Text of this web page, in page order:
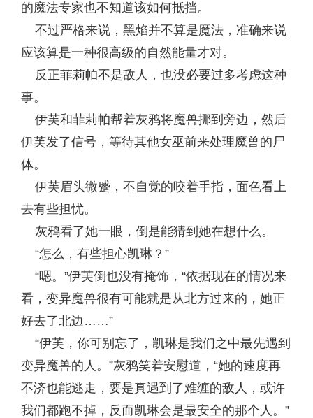
的魔法专家也不知道该如何抵挡。
不过严格来说，黑焰并不算是魔法，准确来说
应该算是一种很高级的自然能量才对。
反正菲莉帕不是敌人，也没必要过多考虑这种
事。
伊芙和菲莉帕帮着灰鸦将魔兽挪到旁边，然后
伊芙发了信号，等待其他女巫前来处理魔兽的尸
体。
伊芙眉头微蹙，不自觉的咬着手指，面色看上
去有些担忧。
灰鸦看了她一眼，倒是能猜到她在想什么。
“怎么，有些担心凯琳？”
“嗯。”伊芙倒也没有掩饰，“依据现在的情况来
看，变异魔兽很有可能就是从北方过来的，她正
好去了北边……”
“伊芙，你可别忘了，凯琳是我们之中最先遇到
变异魔兽的人。”灰鸦笑着安慰道，“她的速度再
不济也能逃走，要是真遇到了难缠的敌人，或许
我们都跑不掉，反而凯琳会是最安全的那个人。”